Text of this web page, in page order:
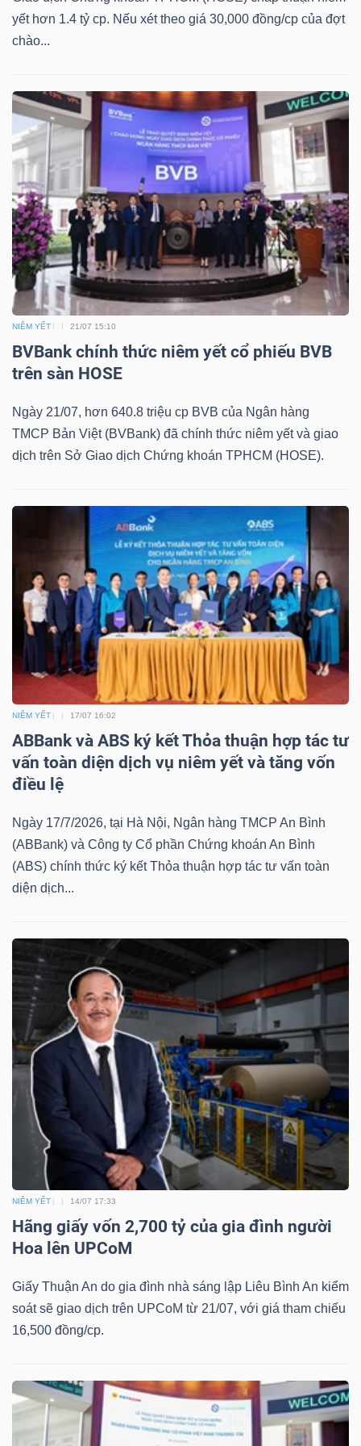
yết hơn 1.4 tỷ cp. Nếu xét theo giá 30,000 đồng/cp của đợt
chào...
NIÊM YẾT 21/07 15:10
BVBank chính thức niêm yết cổ phiếu BVB
trên sàn HOSE
Ngày 21/07, hơn 640.8 triệu cp BVB của Ngân hàng
TMCP Bản Việt (BVBank) đã chính thức niêm yết và giao
dịch trên Sở Giao dịch Chứng khoán TPHCM (HOSE).
NIÊM YẾT 17/07 16:02
ABBank và ABS ký kết Thỏa thuận hợp tác tư
vấn toàn diện dịch vụ niêm yết và tăng vốn
điều lệ
Ngày 17/7/2026, tại Hà Nội, Ngân hàng TMCP An Bình
(ABBank) và Công ty Cổ phần Chứng khoán An Bình
(ABS) chính thức ký kết Thỏa thuận hợp tác tư vấn toàn
diện dịch...
NIÊM YẾT 14/07 17:33
Hãng giấy vốn 2,700 tỷ của gia đình người
Hoa lên UPCoM
Giấy Thuận An do gia đình nhà sáng lập Liêu Bình An kiểm
soát sẽ giao dịch trên UPCoM từ 21/07, với giá tham chiếu
16,500 đồng/cp.
Bài
tác
giả
(-)
Báo
cáo
phân
tích
(-)
ngữ
(-)
Dịch
vụ
Sách
chính
Công
cụ
đầu
tư
Truyền
thông
tài
chính
tài
chính